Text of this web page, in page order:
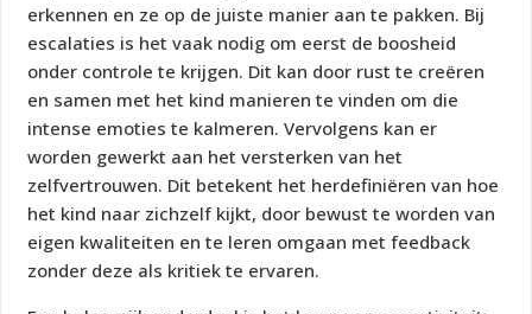
erkennen en ze op de juiste manier aan te pakken. Bij
escalaties is het vaak nodig om eerst de boosheid
onder controle te krijgen. Dit kan door rust te creëren
en samen met het kind manieren te vinden om die
intense emoties te kalmeren. Vervolgens kan er
worden gewerkt aan het versterken van het
zelfvertrouwen. Dit betekent het herdefiniëren van hoe
het kind naar zichzelf kijkt, door bewust te worden van
eigen kwaliteiten en te leren omgaan met feedback
zonder deze als kritiek te ervaren.